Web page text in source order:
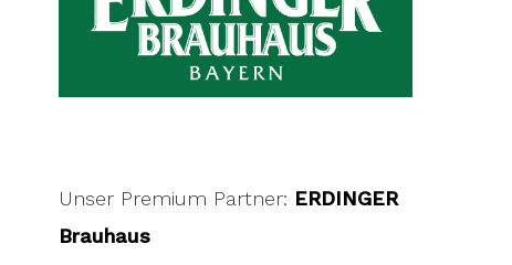
Unser Premium Partner: ERDINGER
Brauhaus